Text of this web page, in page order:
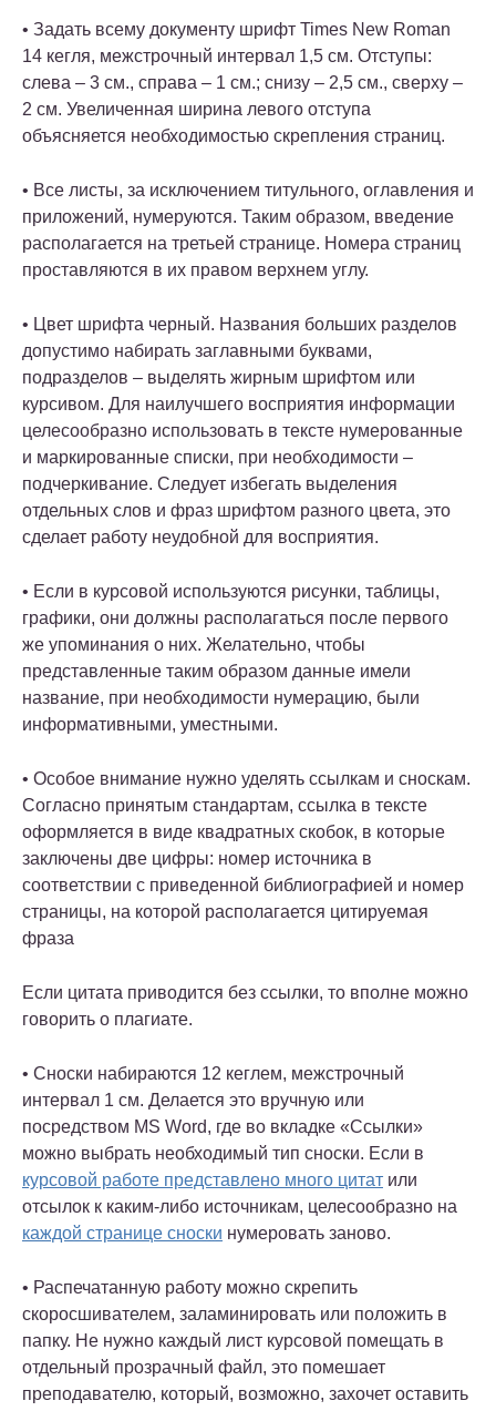
• Задать всему документу шрифт Times New Roman
14 кегля, межстрочный интервал 1,5 см. Отступы:
слева – 3 см., справа – 1 см.; снизу – 2,5 см., сверху –
2 см. Увеличенная ширина левого отступа
объясняется необходимостью скрепления страниц.
• Все листы, за исключением титульного, оглавления и
приложений, нумеруются. Таким образом, введение
располагается на третьей странице. Номера страниц
проставляются в их правом верхнем углу.
• Цвет шрифта черный. Названия больших разделов
допустимо набирать заглавными буквами,
подразделов – выделять жирным шрифтом или
курсивом. Для наилучшего восприятия информации
целесообразно использовать в тексте нумерованные
и маркированные списки, при необходимости –
подчеркивание. Следует избегать выделения
отдельных слов и фраз шрифтом разного цвета, это
сделает работу неудобной для восприятия.
• Если в курсовой используются рисунки, таблицы,
графики, они должны располагаться после первого
же упоминания о них. Желательно, чтобы
представленные таким образом данные имели
название, при необходимости нумерацию, были
информативными, уместными.
• Особое внимание нужно уделять ссылкам и сноскам.
Согласно принятым стандартам, ссылка в тексте
оформляется в виде квадратных скобок, в которые
заключены две цифры: номер источника в
соответствии с приведенной библиографией и номер
страницы, на которой располагается цитируемая
фраза
Если цитата приводится без ссылки, то вполне можно
говорить о плагиате.
• Сноски набираются 12 кеглем, межстрочный
интервал 1 см. Делается это вручную или
посредством MS Word, где во вкладке «Ссылки»
можно выбрать необходимый тип сноски. Если в
курсовой работе представлено много цитат или
отсылок к каким-либо источникам, целесообразно на
каждой странице сноски нумеровать заново.
• Распечатанную работу можно скрепить
скоросшивателем, заламинировать или положить в
папку. Не нужно каждый лист курсовой помещать в
отдельный прозрачный файл, это помешает
преподавателю, который, возможно, захочет оставить